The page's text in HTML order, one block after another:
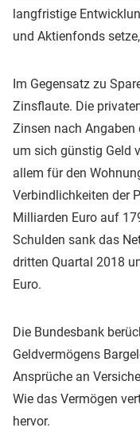
langfristige
und Aktienfonds
Im Gegensatz zu
Zinsflaute. Die
Zinsen nach Angaben
um sich günstig Geld
allem für den
Verbindlichkeiten der
Milliarden Euro auf
Schulden sank das
dritten Quartal 2018
Euro.
Die Bundesbank
Geldvermögens
Ansprüche an
Wie das Vermögen
hervor.